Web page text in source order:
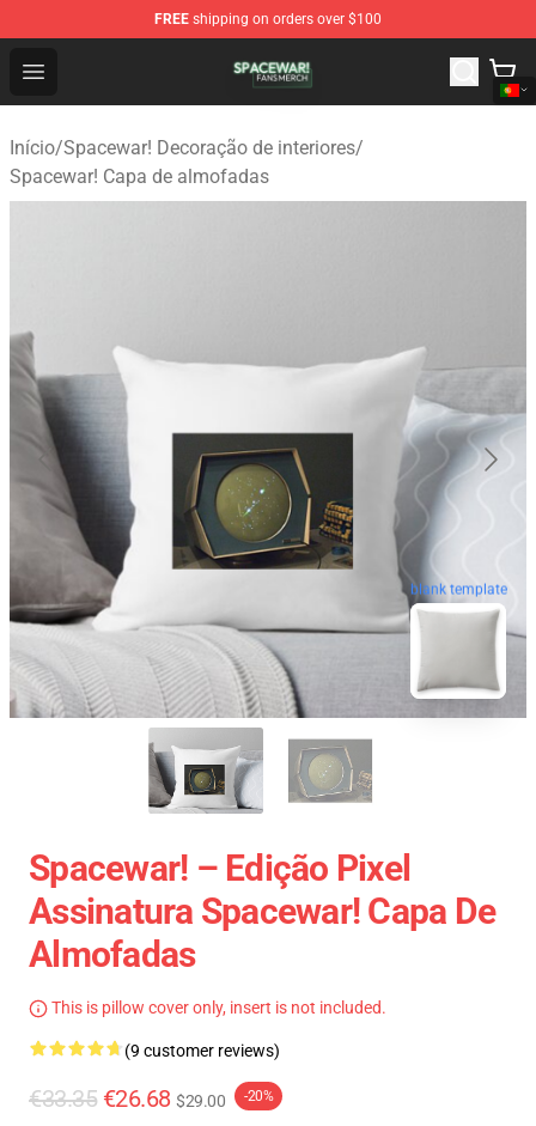
FREE shipping on orders over $100
Open menu
Spacewar! Shop - Official Spacewar! Merchandise Store
Início/Spacewar! Decoração de interiores/
Spacewar! Capa de almofadas
blank template
Spacewar! – Edição Pixel
Assinatura Spacewar! Capa De
Almofadas
This is pillow cover only, insert is not included.
(9 customer reviews)
€33.35 €26.68 $29.00 -20%